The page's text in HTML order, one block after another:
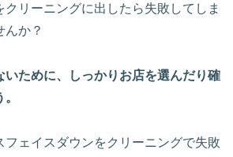
クリーニングに出したら失敗してしま
んか？
いために、しっかりお店を選んだり確
フェイスダウンをクリーニングで失敗